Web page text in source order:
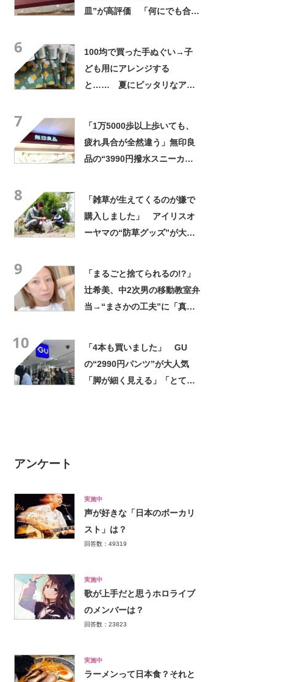
皿”が高評価 「何にでも合
6
100均で買った手ぬぐい→子
ども用にアレンジする
と…… 夏にピッタリなアイ
7
「1万5000歩以上歩いても、
疲れ具合が全然違う」無印良
品の“3990円撥水スニーカ
8
「雑草が生えてくるのが嫌で
購入しました」 アイリスオ
ーヤマの“防草グッズ”が大人
9
「まるごと捨てられるの!?」
辻希美、中2次男の移動教室弁
当→“まさかの工夫”に「真似
10
「4本も買いました」 GU
の“2990円パンツ”が大人気
「脚が細く見える」「とても
アンケート
実施中
声が好きな「日本のボーカリ
スト」は？
回答数：49319
実施中
歌が上手だと思うホロライブ
のメンバーは？
回答数：23823
実施中
ラーメンって日本食？それと